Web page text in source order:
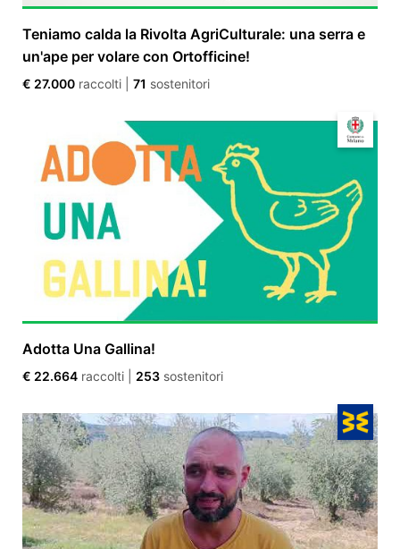
Teniamo calda la Rivolta AgriCulturale: una serra e
un'ape per volare con Ortofficine!
€ 27.000 raccolti 71 sostenitori
Adotta Una Gallina!
€ 22.664 raccolti 253 sostenitori